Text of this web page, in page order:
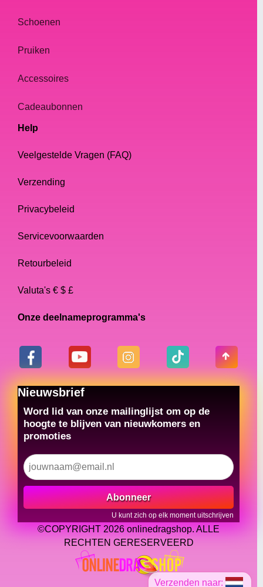
Verzenden naar:
Schoenen
Pruiken
Accessoires
Cadeaubonnen
Help
Veelgestelde Vragen (FAQ)
Verzending
Privacybeleid
Servicevoorwaarden
Retourbeleid
Valuta's € $ £
Onze deelnameprogramma's
Nieuwsbrief
Word lid van onze mailinglijst om op de
hoogte te blijven van nieuwkomers en
promoties
Abonneer
U kunt zich op elk moment uitschrijven
©COPYRIGHT 2026 onlinedragshop. ALLE
RECHTEN GERESERVEERD